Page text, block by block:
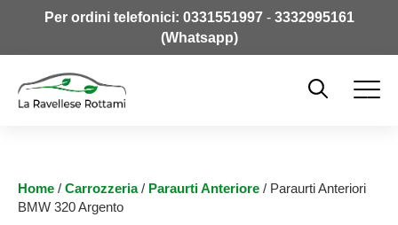
Per ordini telefonici: 0331551997- 3332995161
(Whatsapp)
Home / Carrozzeria/ Paraurti Anteriore / Paraurti Anteriori
BMW 320 Argento